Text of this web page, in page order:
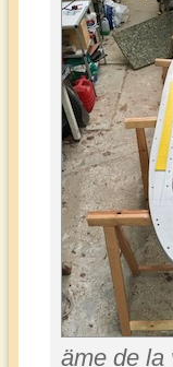
äme de la